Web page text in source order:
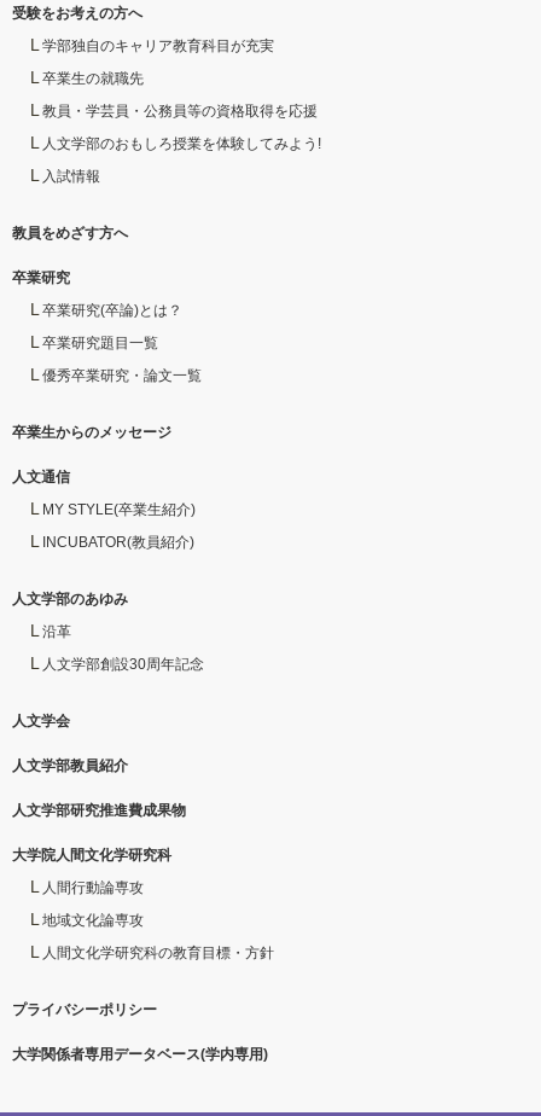
受験をお考えの方へ
学部独自のキャリア教育科目が充実
卒業生の就職先
教員・学芸員・公務員等の資格取得を応援
人文学部のおもしろ授業を体験してみよう!
入試情報
教員をめざす方へ
卒業研究
卒業研究(卒論)とは？
卒業研究題目一覧
優秀卒業研究・論文一覧
卒業生からのメッセージ
人文通信
MY STYLE(卒業生紹介)
INCUBATOR(教員紹介)
人文学部のあゆみ
沿革
人文学部創設30周年記念
人文学会
人文学部教員紹介
人文学部研究推進費成果物
大学院人間文化学研究科
人間行動論専攻
地域文化論専攻
人間文化学研究科の教育目標・方針
プライバシーポリシー
大学関係者専用データベース(学内専用)